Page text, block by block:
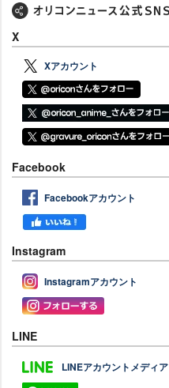
X
Xアカウント
Facebook
Facebookアカウント
Instagram
Instagramアカウント
LINE
LINEアカウントメディア